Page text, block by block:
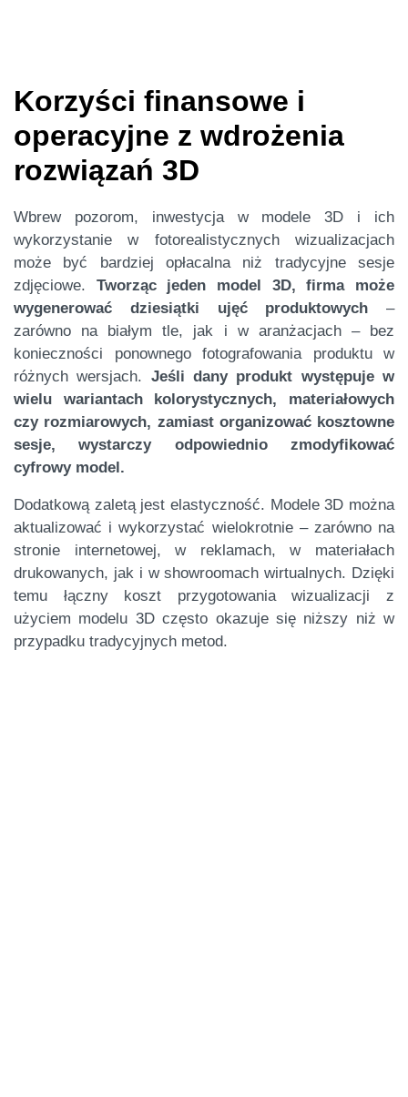
Korzyści finansowe i
operacyjne z wdrożenia
rozwiązań 3D
Wbrew pozorom, inwestycja w modele 3D i ich
wykorzystanie w fotorealistycznych wizualizacjach
może być bardziej opłacalna niż tradycyjne sesje
zdjęciowe. Tworząc jeden model 3D, firma może
wygenerować dziesiątki ujęć produktowych –
zarówno na białym tle, jak i w aranżacjach – bez
konieczności ponownego fotografowania produktu w
różnych wersjach. Jeśli dany produkt występuje w
wielu wariantach kolorystycznych, materiałowych
czy rozmiarowych, zamiast organizować kosztowne
sesje, wystarczy odpowiednio zmodyfikować
cyfrowy model.
Dodatkową zaletą jest elastyczność. Modele 3D można
aktualizować i wykorzystać wielokrotnie – zarówno na
stronie internetowej, w reklamach, w materiałach
drukowanych, jak i w showroomach wirtualnych. Dzięki
temu łączny koszt przygotowania wizualizacji z
użyciem modelu 3D często okazuje się niższy niż w
przypadku tradycyjnych metod.